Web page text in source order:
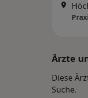
Ärzte
Diese
Suche.